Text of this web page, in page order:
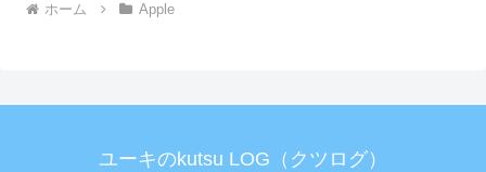
ホーム Apple
ユーキのkutsu LOG（クツログ）